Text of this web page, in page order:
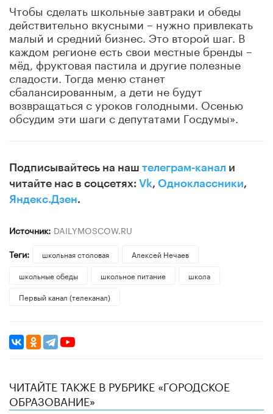
Чтобы сделать школьные завтраки и обеды
действительно вкусными – нужно привлекать
малый и средний бизнес. Это второй шаг. В
каждом регионе есть свои местные бренды –
мёд, фруктовая пастила и другие полезные
сладости. Тогда меню станет
сбалансированным, а дети не будут
возвращаться с уроков голодными. Осенью
обсудим эти шаги с депутатами Госдумы».
Подписывайтесь на наш телеграм-канал и
читайте нас в соцсетях: Vk, Одноклассники,
Яндекс.Дзен.
Источник: DAILYMOSCOW.RU
Теги:
школьная столовая
Алексей Нечаев
школьные обеды
школьное питание
школа
Первый канал (телеканал)
ЧИТАЙТЕ ТАКЖЕ В РУБРИКЕ «ГОРОДСКОЕ
ОБРАЗОВАНИЕ»